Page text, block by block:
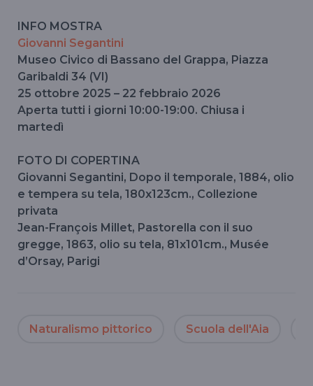
INFO MOSTRA
Giovanni Segantini
Museo Civico di Bassano del Grappa, Piazza
Garibaldi 34 (VI)
25 ottobre 2025 – 22 febbraio 2026
Aperta tutti i giorni 10:00-19:00. Chiusa i
martedì
FOTO DI COPERTINA
Giovanni Segantini, Dopo il temporale, 1884, olio
e tempera su tela, 180x123cm., Collezione
privata
Jean-François Millet, Pastorella con il suo
gregge, 1863, olio su tela, 81x101cm., Musée
d’Orsay, Parigi
Naturalismo pittorico Scuola dell'Aia